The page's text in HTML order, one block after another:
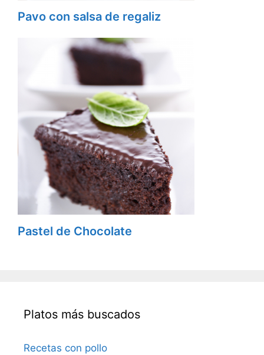
Pavo con salsa de regaliz
Pastel de Chocolate
Platos más buscados
Recetas con pollo